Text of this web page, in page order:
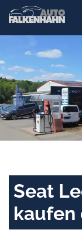
Seat
kaufen